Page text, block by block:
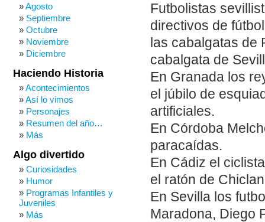
Futbolistas
directivos de
las cabalgatas de
cabalgata de
En Granada los
el júbilo de
artificiales.
En Córdoba
paracaídas.
En Cádiz el
el ratón de
En Sevilla los
Maradona, Diego
Agosto
Septiembre
Octubre
Noviembre
Diciembre
Haciendo Historia
Acontecimientos
Así lo vimos
Personajes
Resumen del año…
Más
Algo divertido
Curiosidades
Humor
Programas Infantiles y
Juveniles
Más